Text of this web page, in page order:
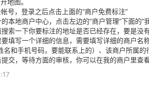
地图。
号，登录之后点击上面的“商户免费标注”
本地商户中心，点击左边的“商户管理”下面的“
索一下你要标注的地址是否已经存在，要是没
填写一个详细的信息，需要填写详细的商户名
名和手机号码，要能联系上的）、该商户所属的
交，等待方面的审核，你可以在我的商户里查